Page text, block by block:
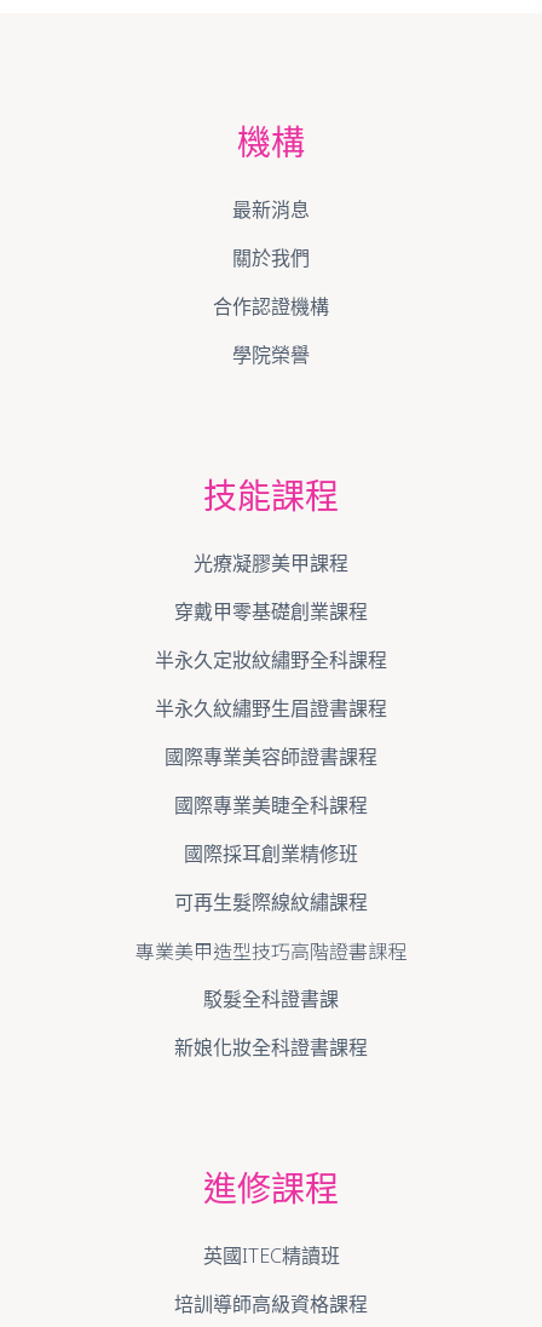
機構
最新消息
關於我們
合作認證機構
學院榮譽
技能課程
光療凝膠美甲課程
穿戴甲零基礎創業課程
半永久定妝紋繡野全科課程
半永久紋繡野生眉證書課程
國際專業美容師證書課程
國際專業美睫全科課程
國際採耳創業精修班
可再生髮際線紋繡課程
專業美甲造型技巧高階證書課程
駁髮全科證書課
新娘化妝全科證書課程
進修課程
英國ITEC精讀班
培訓導師高級資格課程